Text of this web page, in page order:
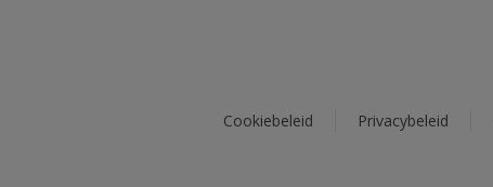
Cookiebeleid Privacybeleid